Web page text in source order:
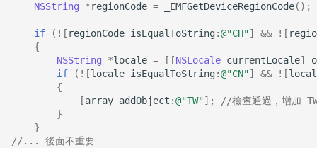
NSString
*regionCode = _EMFGetDeviceRegionCode();
if ( ! [ regionCode isEqualToString:@"CH"] && ! [
{
NSString
*locale = [[NSLocale currentLocale]
if
( ! [locale isEqualToString:@"CN"] && ! [
{
[array addObject :@"TW"];
//檢查通過，增加
}
}
//... 後面不重要